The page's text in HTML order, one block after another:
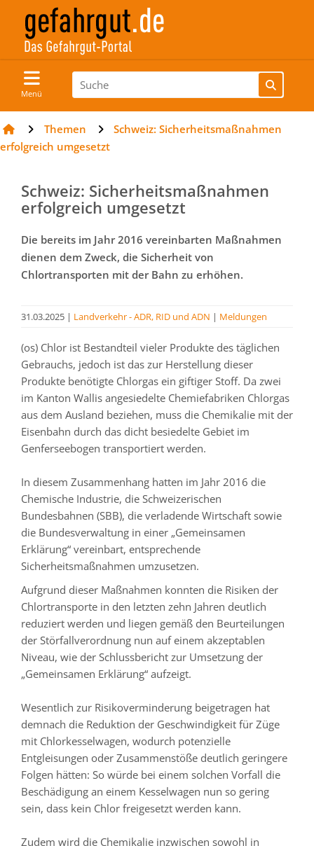
Menü
Themen
Schweiz: Sicherheitsmaßnahmen
erfolgreich umgesetzt
Schweiz: Sicherheitsmaßnahmen
erfolgreich umgesetzt
Die bereits im Jahr 2016 vereinbarten Maßnahmen
dienen dem Zweck, die Sicherheit von
Chlortransporten mit der Bahn zu erhöhen.
31.03.2025 | Landverkehr - ADR, RID und ADN | Meldungen
(os) Chlor ist Bestandteil vieler Produkte des täglichen
Gebrauchs, jedoch ist das zur Herstellung dieser
Produkte benötigte Chlorgas ein giftiger Stoff. Da zwei
im Kanton Wallis angesiedelte Chemiefabriken Chlorgas
aus dem Ausland beziehen, muss die Chemikalie mit der
Eisenbahn durch das dicht besiedelte Gebiet im
Genferseebogen transportiert werden.
In diesem Zusammenhang hatten im Jahr 2016 die
Chemische Industrie, die Schweizerischen
Bundesbahnen (SBB), die verladende Wirtschaft sowie
die Bundesverwaltung in einer „Gemeinsamen
Erklärung“ vereinbart, entsprechende
Sicherheitsmaßnahmen umzusetzen.
Aufgrund dieser Maßnahmen konnten die Risiken der
Chlortransporte in den letzten zehn Jahren deutlich
reduziert werden und liegen gemäß den Beurteilungen
der Störfallverordnung nun auf einem akzeptablen
Niveau, wie der Schlussbericht zur Umsetzung der
„Gemeinsamen Erklärung“ aufzeigt.
Wesentlich zur Risikoverminderung beigetragen hat
demnach die Reduktion der Geschwindigkeit für Züge
mit Chlorkesselwagen, wodurch potenzielle
Entgleisungen oder Zusammenstöße deutlich geringere
Folgen hätten: So würde bei einem solchen Vorfall die
Beschädigung an einem Kesselwagen nun so gering
sein, dass kein Chlor freigesetzt werden kann.
Zudem wird die Chemikalie inzwischen sowohl in